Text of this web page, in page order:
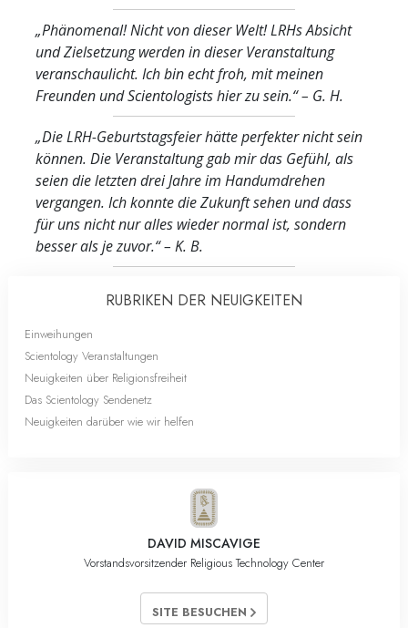
„Phänomenal! Nicht von dieser Welt! LRHs Absicht
und Zielsetzung werden in dieser Veranstaltung
veranschaulicht. Ich bin echt froh, mit meinen
Freunden und Scientologists hier zu sein.“– G. H.
„Die LRH-Geburtstagsfeier hätte perfekter nicht sein
können. Die Veranstaltung gab mir das Gefühl, als
seien die letzten drei Jahre im Handumdrehen
vergangen. Ich konnte die Zukunft sehen und dass
für uns nicht nur alles wieder normal ist, sondern
besser als je zuvor.“– K. B.
RUBRIKEN DER NEUIGKEITEN
Einweihungen
Scientology Veranstaltungen
Neuigkeiten über Religionsfreiheit
Das Scientology Sendenetz
Neuigkeiten darüber wie wir helfen
DAVID MISCAVIGE
Vorstandsvorsitzender Religious Technology Center
SITE BESUCHEN